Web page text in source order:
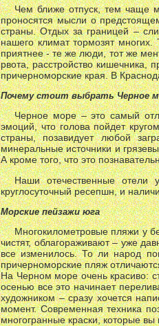
Чем ближе отпуск, тем чаще
проносятся мысли о
страны. Отдых за границей –
нашего климат тормозят
приятнее - те же люди, тот же
рвота, расстройство кишечника,
причерноморские края. В
Почему стоит выбрать Черное
Черное море – это самый
эмоций, что голова пойдет
страны, позавидует любой
минеральные источники и
А кроме того, что это
Наши отечественные отели
круглосуточный ресепшн, и
Морские пейзажи юга
Многокилометровые пляжи у
чистят, облагораживают – уже
все изменилось. То ли народ
причерноморские пляж
На Черном море очень красиво:
осенью все это начинает
художником – сразу хочется
момент. Современная техника
многогранные краски, которые вы